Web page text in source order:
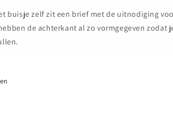
buisje zelf zit een brief met de uitnodiging
de achterkant al zo vormgegeven zodat